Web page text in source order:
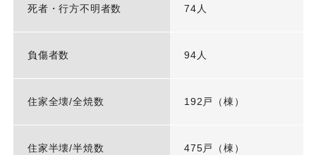
死者・行方不明者数 74人
負傷者数 94人
住家全壊/全焼数 192戸（棟）
住家半壊/半焼数 475戸（棟）